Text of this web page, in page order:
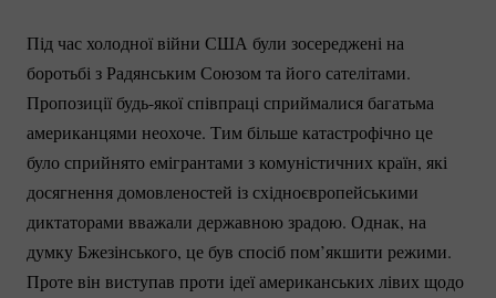
Під час холодної війни США були зосереджені на
боротьбі з Радянським Союзом та його сателітами.
Пропозиції будь-якоїспівпраці сприймалися багатьма
американцями неохоче. Тим більше катастрофічно це
було сприйнято емігрантами з комуністичних країн, які
досягнення домовленостей із східноєвропейськими
диктаторами вважали державною зрадою. Однак, на
думку Бжезінського, це був спосіб пом’якшити режими.
Проте він виступав проти ідеї американських лівих щодо